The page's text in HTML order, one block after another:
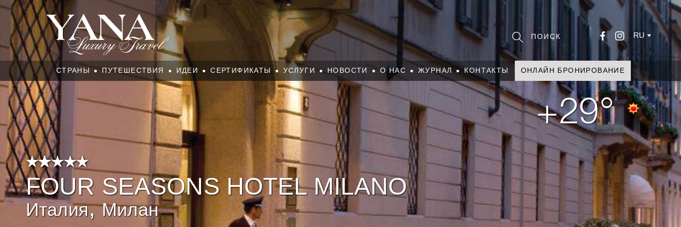
RU
СТРАНЫ ПУТЕШЕСТВИЯ ИДЕИ СЕРТИФИКАТЫ УСЛУГИ НОВОСТИ О НАС ЖУРНАЛ КОНТАКТЫ ОНЛАЙН БРОНИРОВАНИЕ
+29°
FOUR SEASONS HOTEL MILANO
Италия,Милан